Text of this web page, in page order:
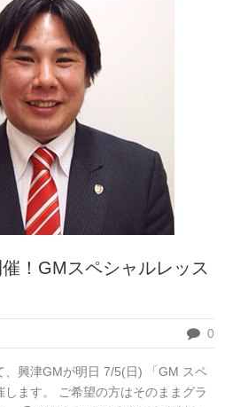
！GMスペシャルレッス
0
、興津GMが明日 7/5(日) 「GM スペ
します。 ご希望の方はそのままグラ